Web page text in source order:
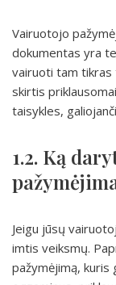
Vairuotojo
dokumentas yra
vairuoti tam tikras
skirtis
taisykles,
1.2. Ką
Jeigu jūsų
imtis veiksmų.
pažymėjimą, kuris